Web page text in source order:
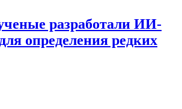
разработали ИИ-
определения редких